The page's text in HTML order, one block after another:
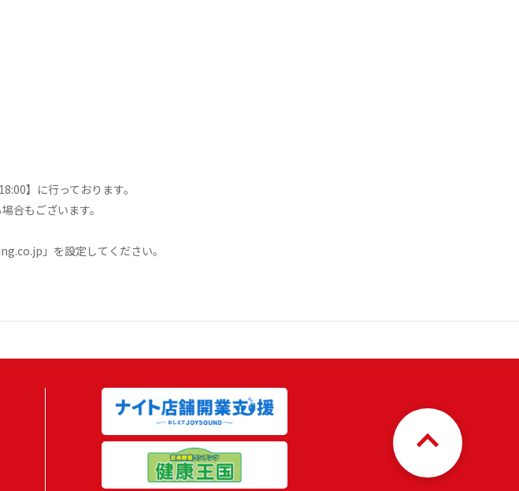
】に行っております。
合もございます。
」を設定してください｡